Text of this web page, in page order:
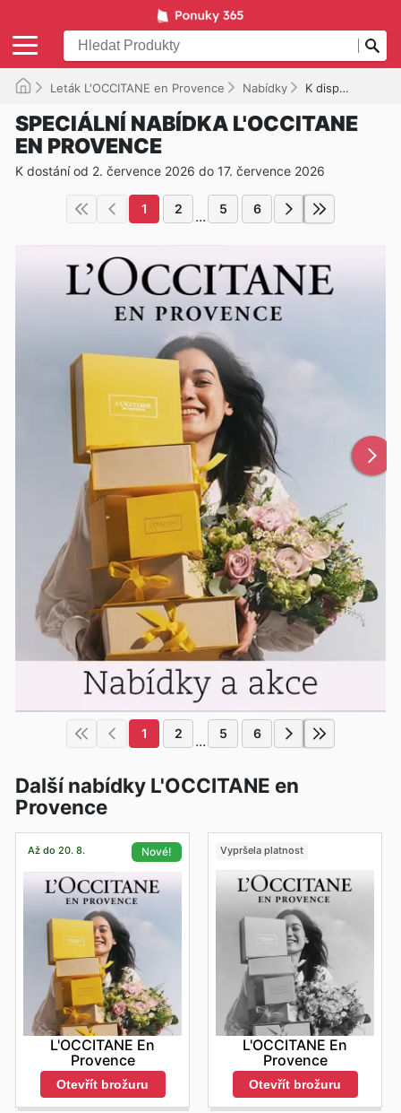
Leták L'OCCITANE en Provence Nabídky K dispozici do 17. 07. 2026
SPECIÁLNÍ NABÍDKA L'OCCITANE
EN PROVENCE
K dostání od 2. července 2026 do 17. července 2026
1 2 ... 5 6
1 2 ... 5 6
Další nabídky L'OCCITANE en
Provence
Až do 20. 8. Nové!
L'OCCITANE En
Provence
Otevřít brožuru
Vypršela platnost
L'OCCITANE En
Provence
Otevřít brožuru